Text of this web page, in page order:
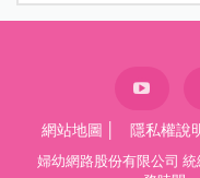
網站地圖 隱私權說
婦幼網路股份有限公司